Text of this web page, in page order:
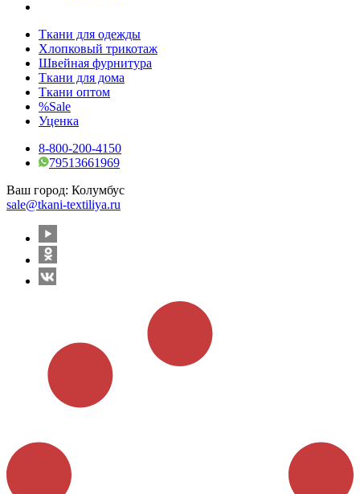
Ткани для одежды
Хлопковый трикотаж
Швейная фурнитура
Ткани для дома
Ткани оптом
%Sale
Уценка
8-800-200-4150
79513661969
Ваш город: Колумбус
sale@tkani-textiliya.ru